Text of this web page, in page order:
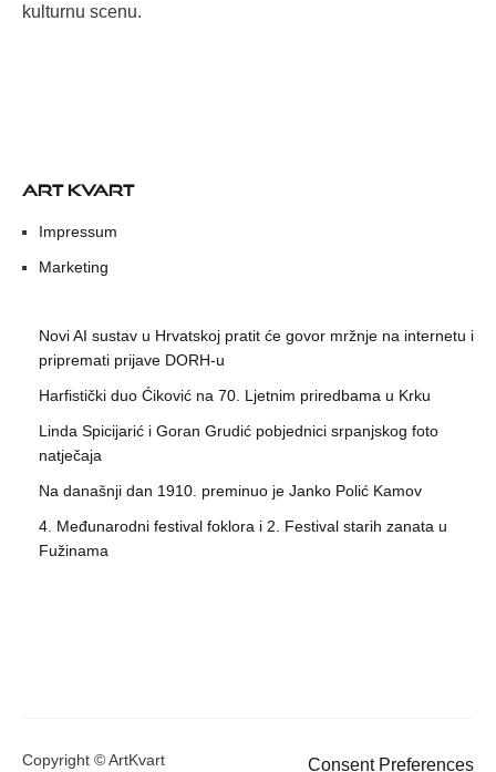
kulturnu scenu.
ART KVART
Impressum
Marketing
Novi AI sustav u Hrvatskoj pratit će govor mržnje na internetu i
pripremati prijave DORH-u
Harfistički duo Ćiković na 70. Ljetnim priredbama u Krku
Linda Spicijarić i Goran Grudić pobjednici srpanjskog foto
natječaja
Na današnji dan 1910. preminuo je Janko Polić Kamov
4. Međunarodni festival foklora i 2. Festival starih zanata u
Fužinama
Copyright © ArtKvart Consent Preferences